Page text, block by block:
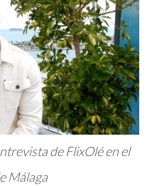
de FlixOlé en el
Málaga